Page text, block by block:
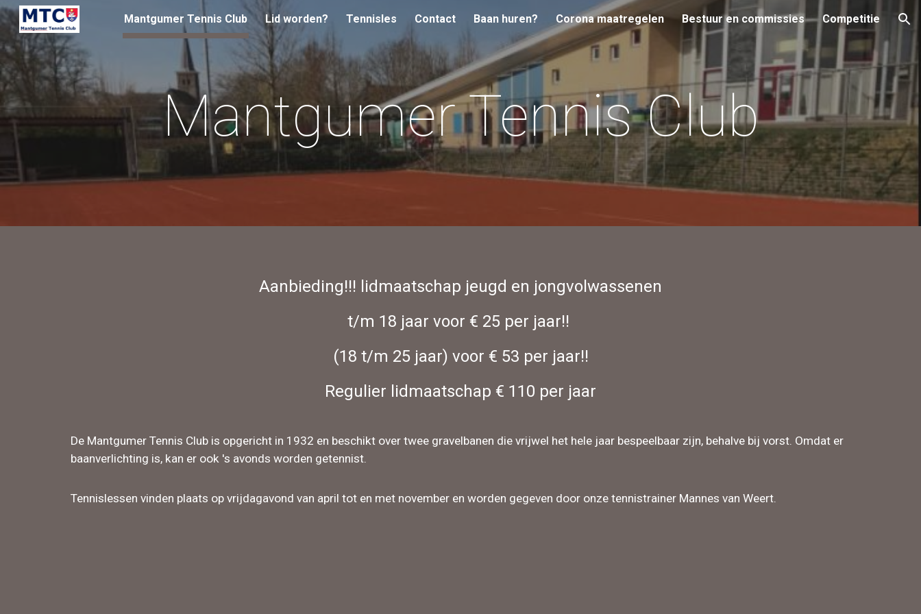
Skip to main content Skip to navigation
Mantgumer Tennis Club Lid worden? Tennisles Contact Baan huren? Corona maatregelen Bestuur en commissies Competitie
Mantgumer Tennis Club
Aanbieding!!! lidmaatschap jeugd en jongvolwassenen
t/m 18 jaar voor € 25 per jaar!!
(18 t/m 25 jaar) voor € 53 per jaar!!
Regulier lidmaatschap € 110 per jaar
De Mantgumer Tennis Club is opgericht in 1932 en beschikt over twee gravelbanen die vrijwel het hele jaar bespeelbaar zijn, behalve bij vorst. Omdat er
baanverlichting is, kan er ook 's avonds worden getennist.
Tennislessen vinden plaats op vrijdagavond van april tot en met november en worden gegeven door onze tennistrainer Mannes van Weert.